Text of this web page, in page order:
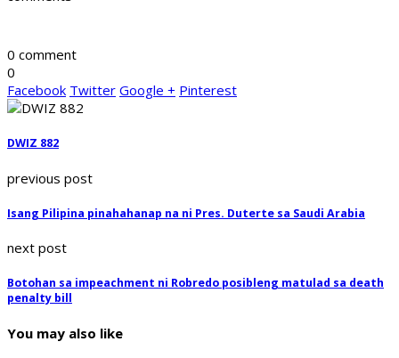
0 comment
0
Facebook Twitter Google + Pinterest
DWIZ 882
previous post
Isang Pilipina pinahahanap na ni Pres. Duterte sa Saudi Arabia
next post
Botohan sa impeachment ni Robredo posibleng matulad sa death
penalty bill
You may also like